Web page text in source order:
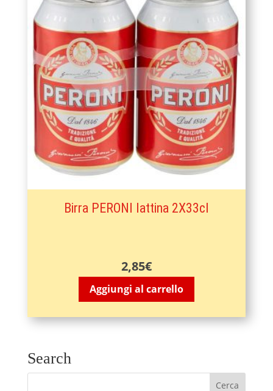
Birra PERONI lattina 2X33cl
2,85€
Aggiungi al carrello
Search